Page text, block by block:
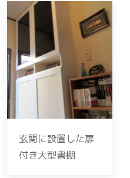
玄関に設置した扉
付き大型書棚